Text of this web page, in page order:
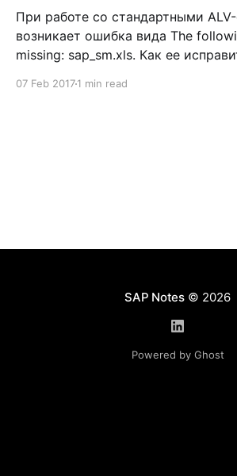
При работе со стандартными
возникает ошибка вида The
missing: sap_sm.xls. Как ее исправить?
07 Feb 20171 min read
SAP Notes© 2026
Powered by Ghost